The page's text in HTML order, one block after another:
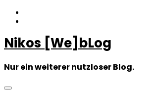
Zum
Inhalt
Nikos [We]bLog
Nur ein weiterer nutzloser Blog.